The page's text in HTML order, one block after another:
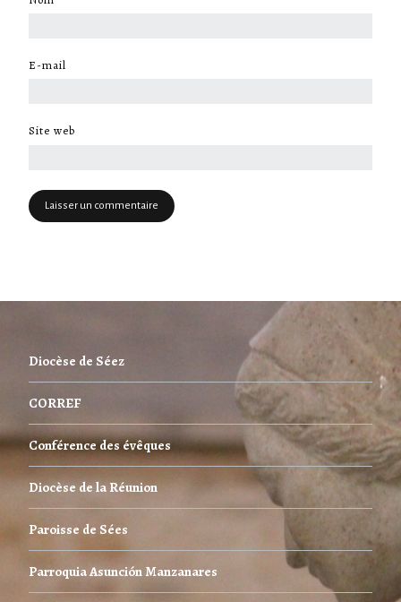
E-mail
Site web
Diocèse de Séez
CORREF
Conférence des évêques
Diocèse de la Réunion
Paroisse de Sées
Parroquia Asunción Manzanares